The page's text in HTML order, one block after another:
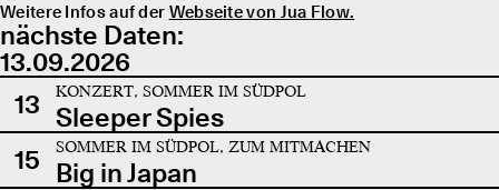
Weitere Infos auf der Webseite von Jua Flow.
nächste Daten:
13.09.2026
13
KONZERT, SOMMER IM SÜDPOL
Sleeper Spies
15
SOMMER IM SÜDPOL, ZUM MITMACHEN
Big in Japan